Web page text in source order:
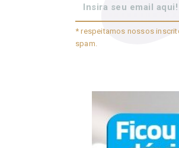
* respeitamos nossos
spam.